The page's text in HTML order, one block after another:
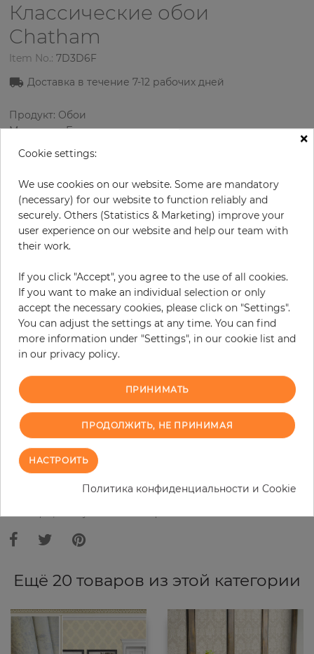
Классические обои
Chatham
Item No.: 7D3D6F
Доставка в течение 7-12 рабочих дней
Продукт: Обои
Материал: Бумага
Дизайн: Полосы
Цвет Серый
Цвет узора: Сиреневый
56,90 € за рулон
19% НДС включительно + Доставка
Цена за м² - 10,94 €
Do you need glue?
− +
ЗАКАЗАТЬ ОБРАЗЕЦ
В связи с различными стандартами и техническими
иллюстрации могут отличаться от оригинала в той или иной степени.
Ещё 20 товаров из этой категории
×
Cookie settings:
We use cookies on our website. Some are mandatory
(necessary) for our website to function reliably and
securely. Others (Statistics & Marketing) improve your
user experience on our website and help our team with
their work.
If you click "Accept", you agree to the use of all cookies.
If you want to make an individual selection or only
accept the necessary cookies, please click on "Settings".
You can adjust the settings at any time. You can find
more information under "Settings", in our cookie list and
in our privacy policy.
ПРИНИМАТЬ
ПРОДОЛЖИТЬ, НЕ ПРИНИМАЯ
НАСТРОИТЬ
Политика конфиденциальности и Cookie